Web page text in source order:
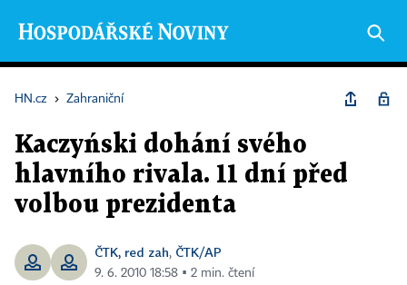
HN.cz › Zahraniční
Kaczyński dohání svého
hlavního rivala. 11 dní před
volbou prezidenta
ČTK, red zah, ČTK/AP
9. 6. 2010 18:58 ▪ 2 min. čtení